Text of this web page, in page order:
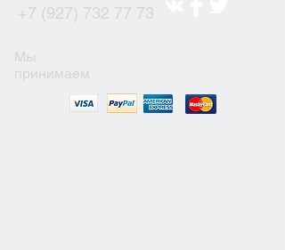
+7 (927) 732 77 73
Мы
принимаем